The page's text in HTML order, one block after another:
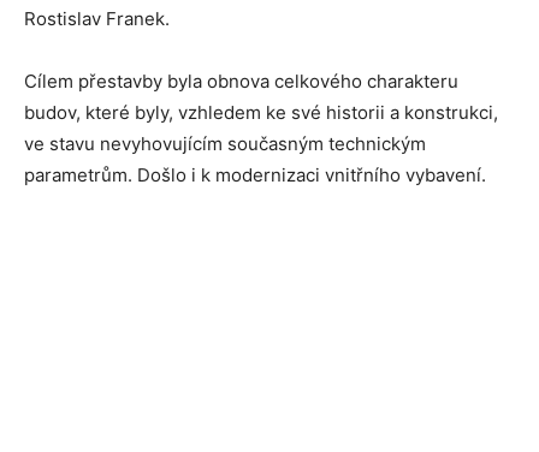
Rostislav Franek.
Cílem přestavby byla obnova celkového charakteru
budov, které byly, vzhledem ke své historii a konstrukci,
ve stavu nevyhovujícím současným technickým
parametrům. Došlo i k modernizaci vnitřního vybavení.